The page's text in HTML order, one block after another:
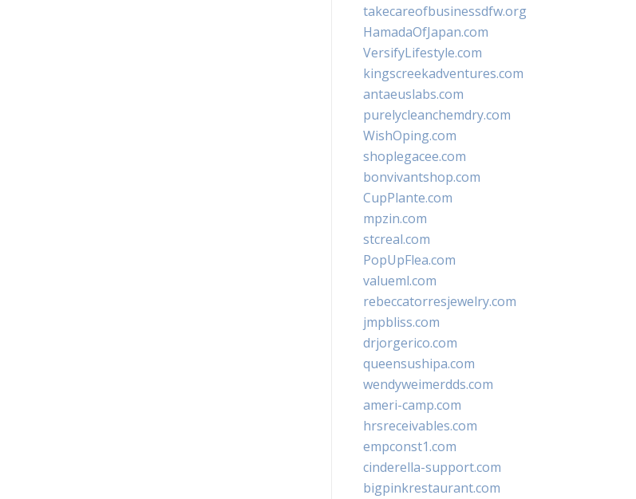
takecareofbusinessdfw.org
HamadaOfJapan.com
VersifyLifestyle.com
kingscreekadventures.com
antaeuslabs.com
purelycleanchemdry.com
WishOping.com
shoplegacee.com
bonvivantshop.com
CupPlante.com
mpzin.com
stcreal.com
PopUpFlea.com
valueml.com
rebeccatorresjewelry.com
jmpbliss.com
drjorgerico.com
queensushipa.com
wendyweimerdds.com
ameri-camp.com
hrsreceivables.com
empconst1.com
cinderella-support.com
bigpinkrestaurant.com